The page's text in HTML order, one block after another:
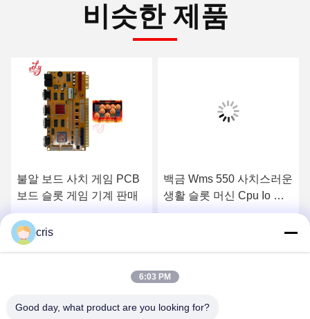
비슷한 제품
불알 보드 사치 게임 PCB
보드 슬롯 게임 기계 판매
최상의 가격을 얻으세요
백금 Wms 550 사치스러운
생활 슬롯 머신 Cpu Io 널
터치스크린 유형
최상의 가격을 얻으세요
cris
6:03 PM
Good day, what product are you looking for?